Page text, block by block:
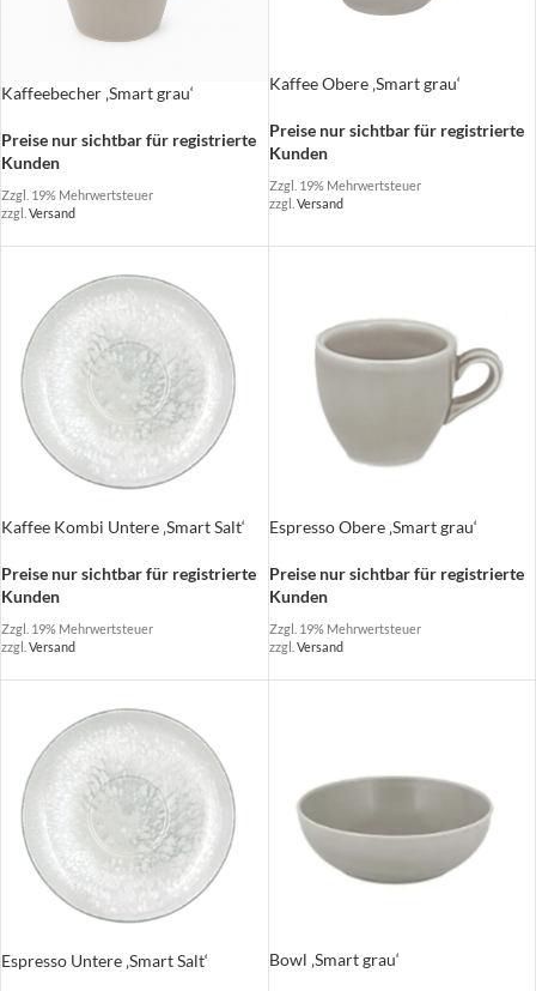
Kaffeebecher ‚Smart grau‘
Preise nur sichtbar für registrierte
Kunden
Zzgl. 19% Mehrwertsteuer
zzgl. Versand
Kaffee Obere ‚Smart grau‘
Preise nur sichtbar für registrierte
Kunden
Zzgl. 19% Mehrwertsteuer
zzgl. Versand
Kaffee Kombi Untere ‚Smart Salt‘
Preise nur sichtbar für registrierte
Kunden
Zzgl. 19% Mehrwertsteuer
zzgl. Versand
Espresso Obere ‚Smart grau‘
Preise nur sichtbar für registrierte
Kunden
Zzgl. 19% Mehrwertsteuer
zzgl. Versand
Espresso Untere ‚Smart Salt‘ Bowl ‚Smart grau‘